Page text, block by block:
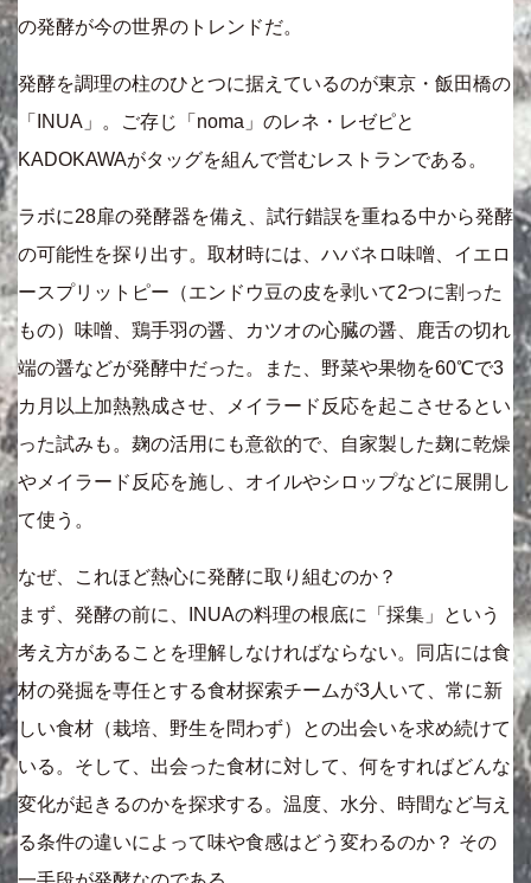
の発酵が今の世界のトレンドだ。
発酵を調理の柱のひとつに据えているのが東京・飯田橋の
「INUA」。ご存じ「noma」のレネ・レゼピと
KADOKAWAがタッグを組んで営むレストランである。
ラボに28扉の発酵器を備え、試行錯誤を重ねる中から発酵
の可能性を探り出す。取材時には、ハバネロ味噌、イエロ
ースプリットピー（エンドウ豆の皮を剥いて2つに割った
もの）味噌、鶏手羽の醤、カツオの心臓の醤、鹿舌の切れ
端の醤などが発酵中だった。また、野菜や果物を60℃で3
カ月以上加熱熟成させ、メイラード反応を起こさせるとい
った試みも。麹の活用にも意欲的で、自家製した麹に乾燥
やメイラード反応を施し、オイルやシロップなどに展開し
て使う。
なぜ、これほど熱心に発酵に取り組むのか？
まず、発酵の前に、INUAの料理の根底に「採集」という
考え方があることを理解しなければならない。同店には食
材の発掘を専任とする食材探索チームが3人いて、常に新
しい食材（栽培、野生を問わず）との出会いを求め続けて
いる。そして、出会った食材に対して、何をすればどんな
変化が起きるのかを探求する。温度、水分、時間など与え
る条件の違いによって味や食感はどう変わるのか？ その